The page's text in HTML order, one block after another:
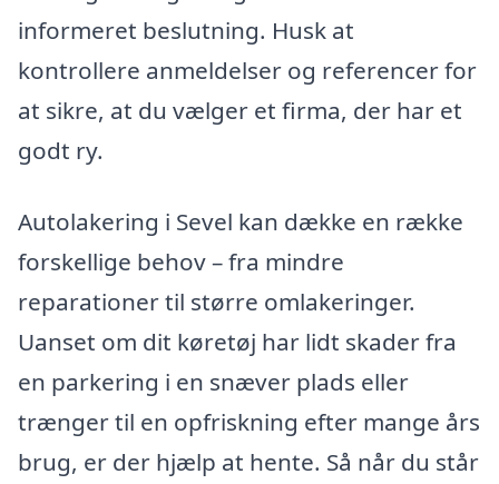
informeret beslutning. Husk at
kontrollere anmeldelser og referencer for
at sikre, at du vælger et firma, der har et
godt ry.
Autolakering i Sevel kan dække en række
forskellige behov – fra mindre
reparationer til større omlakeringer.
Uanset om dit køretøj har lidt skader fra
en parkering i en snæver plads eller
trænger til en opfriskning efter mange års
brug, er der hjælp at hente. Så når du står